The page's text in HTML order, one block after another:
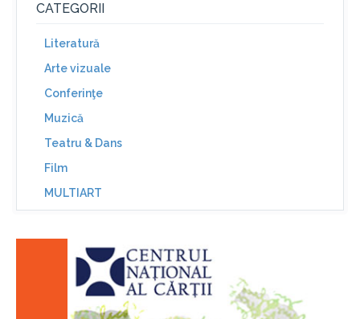
CATEGORII
Literatură
Arte vizuale
Conferinţe
Muzică
Teatru & Dans
Film
MULTIART